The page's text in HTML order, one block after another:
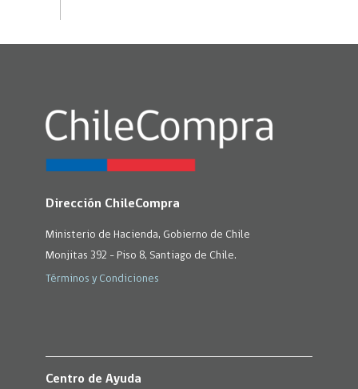
Dirección ChileCompra
Ministerio de Hacienda, Gobierno de Chile
Monjitas 392 - Piso 8, Santiago de Chile.
Términos y Condiciones
Centro de Ayuda